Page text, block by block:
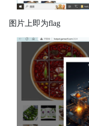
图片上即为flag